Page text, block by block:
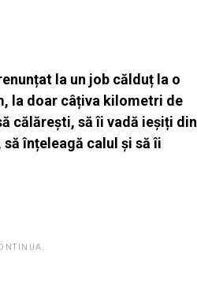
la un job călduț la o
la doar câțiva kilometri de
călărești, să îi vadă ieșiți din
înțeleagă calul și să îi